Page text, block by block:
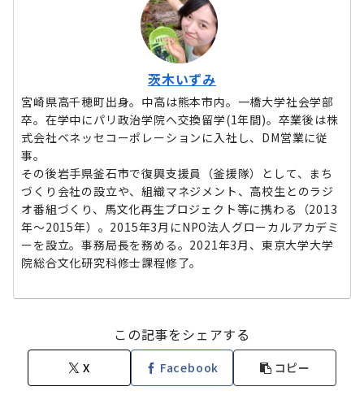
茨木いずみ
宮崎県高千穂町出身。中高は熊本市内。一橋大学社会学部
卒。在学中にパリ政治学院へ交換留学(1年間)。卒業後は株
式会社ベネッセコーポレーションに入社し、DM営業に従
事。
その後岩手県釜石市で復興支援員（釜援隊）として、まち
づくり会社の設立や、組織マネジメント、高校生とのラジ
オ番組づくり、馬文化再生プロジェクト等に携わる（2013
年～2015年）。2015年3月にNPO法人グローカルアカデミ
ーを設立。事務局長を務める。2021年3月、東京大学大学
院総合文化研究科修士課程修了。
この記事をシェアする
X Facebook コピー